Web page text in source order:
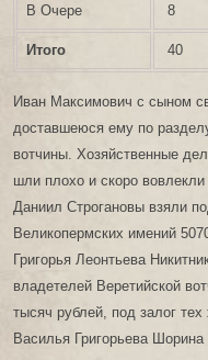
В Очере 8
Итого 40
Иван Максимович с сыном
доставшеюся ему по
вотчины. Хозяйственные
шли плохо и скоро
Даниил Строгановы взяли
Великопермских имений
Григорья Леонтьева
владетелей Веретийской
тысяч рублей, под залог
Василья Григорьева